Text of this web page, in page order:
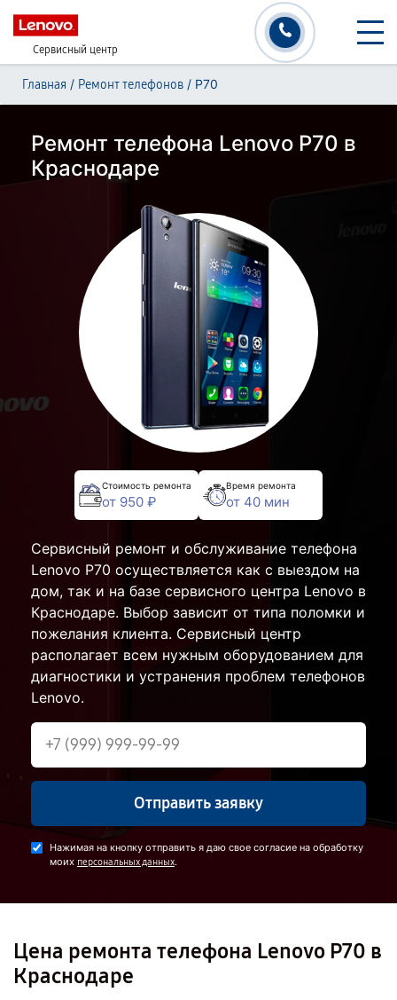
Сервисный центр
Главная / Ремонт телефонов / P70
Ремонт телефона Lenovo P70 в
Краснодаре
Стоимость ремонта
от 950 ₽
Время ремонта
от 40 мин
Сервисный ремонт и обслуживание телефона
Lenovo P70 осуществляется как с выездом на
дом, так и на базе сервисного центра Lenovo в
Краснодаре. Выбор зависит от типа поломки и
пожелания клиента. Сервисный центр
располагает всем нужным оборудованием для
диагностики и устранения проблем телефонов
Lenovo.
Отправить заявку
Нажимая на кнопку отправить я даю свое согласие на обработку
моих персональных данных.
Цена ремонта телефона Lenovo P70 в
Краснодаре